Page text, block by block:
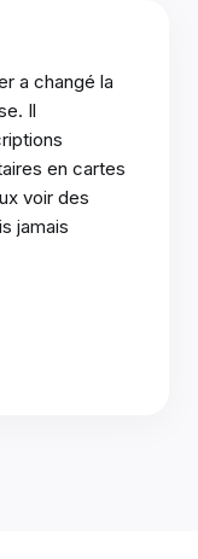
a changé la
Il
en cartes
voir des
jamais